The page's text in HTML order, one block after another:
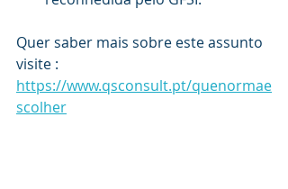
Quer saber mais sobre este assunto
visite :
https://www.qsconsult.pt/quenormae
scolher